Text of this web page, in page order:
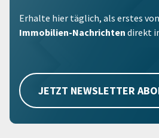
Erhalte hier täglich, als erstes
Immobilien-Nachrichten direkt
JETZT NEWSLETTER